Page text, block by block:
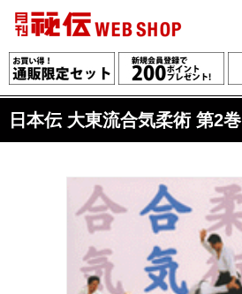
日本伝 大東流合気柔術 第2巻